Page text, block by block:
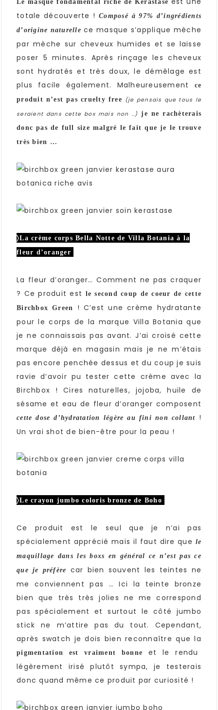
Le masque fondamental riche de Kérastase
totale découverte !Composé à 97% d’ingrédients
d’origine naturelle ce masque s’applique mèche
par mèche sur cheveux humides et se laisse
poser 5 minutes. Après rinçage les cheveux
sont hydratés et très doux, le démêlage est
plus facile également. Malheureusement
ce
produit n’est pas cruelty free (je pensais que tous le
seraient dans cette box mais non ..) je ne rachèterais
donc pas de full size malgré le fait que je le trouve
très bien …
〉La crème corps Bella Notte de Villa Botania à la
fleur d’oranger
La fleur d’oranger… Comment ne pas craquer
? Ce produit est le second coup de coeur de cette
Birchbox Green
! C’est une crème hydratante
pour le corps de la marque Villa Botania que
je ne connaissais pas avant. J’ai croisé cette
marque déjà en magasin mais je ne m’étais
pas encore penchée dessus et du coup je suis
ravie d’avoir pu tester cette crème avec la
Birchbox ! Cires naturelles, jojoba, huile de
sésame et eau de fleur d’oranger composent
cette dose d’hydratation légère au fini non collant !
Un vrai shot de bien-être pour la peau !
〉Le crayon jumbo coloris bronze de Boho
Ce produit est le seul que je n’ai pas
spécialement apprécié mais il faut dire que le
maquillage dans les boxs en général ce n’est pas ce
que je préfère
car bien souvent les teintes ne
me conviennent pas … Ici la teinte bronze
bien que très très jolies ne me correspond
pas spécialement et surtout le côté jumbo
stick ne m’attire pas du tout. Cependant,
après swatch je dois bien reconnaître que la
pigmentation est vraiment bonne
et le rendu
légèrement irisé plutôt sympa, je testerais
donc quand même ce produit par curiosité !